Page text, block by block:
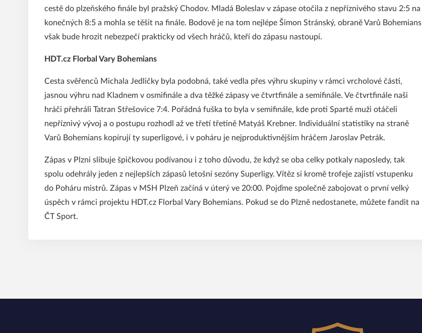
cestě do plzeňského finále byl pražský Chodov. Mladá Boleslav v zápase otočila z nepříznivého stavu 2:5 na
konečných 8:5 a mohla se těšit na finále. Bodově je na tom nejlépe Šimon Stránský, obraně Varů Bohemians
však bude hrozit nebezpečí prakticky od všech hráčů, kteří do zápasu nastoupí.
HDT.cz Florbal Vary Bohemians
Cesta svěřenců Michala Jedličky byla podobná, také vedla přes výhru skupiny v rámci vrcholové části,
jasnou výhru nad Kladnem v osmifinále a dva těžké zápasy ve čtvrtfinále a semifinále. Ve čtvrtfinále naši
hráči přehráli Tatran Střešovice 7:4. Pořádná fuška to byla v semifinále, kde proti Spartě muži otáčeli
nepříznivý vývoj a o postupu rozhodl až ve třetí třetině Matyáš Krebner. Individuální statistiky na straně
Varů Bohemians kopírují ty superligové, i v poháru je nejproduktivnějším hráčem Jaroslav Petrák.
Zápas v Plzni slibuje špičkovou podívanou i z toho důvodu, že když se oba celky potkaly naposledy, tak
spolu odehrály jeden z nejlepších zápasů letošní sezóny Superligy. Vítěz si kromě trofeje zajistí vstupenku
do Poháru mistrů. Zápas v MSH Plzeň začíná v úterý ve 20:00. Pojďme společně zabojovat o první velký
úspěch v rámci projektu HDT.cz Florbal Vary Bohemians. Pokud se do Plzně nedostanete, můžete fandit na
ČT Sport.